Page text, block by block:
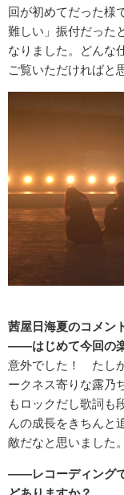
回が初めてだった様
難しい」振付だった
なりました。どんな
ご覧いただければと
茜屋日海夏のコメン
――はじめて今回の楽
意外でした！ たし
ークネス寄りな露乃
もロックだし歌詞も
んの成長をきちんと
敵だなと思いました。
――レコーディング